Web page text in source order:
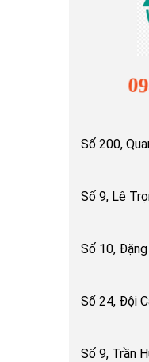
Số 200,
Số 9, Lê
Số 10,
Số 24, Đội
Số 9, Trần